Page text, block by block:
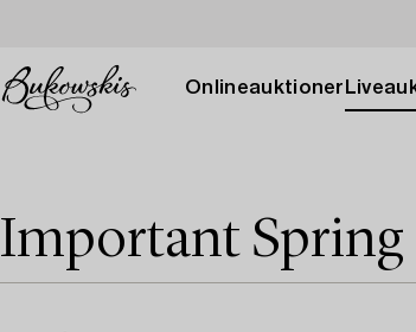
Onlineauktioner
Important Spring